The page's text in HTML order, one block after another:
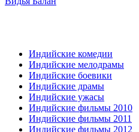
Индийские комедии
Индийские мелодрамы
Индийские боевики
Индийские драмы
Индийские ужасы
Индийские фильмы 2010
Индийские фильмы 2011
Индийские фильмы 2012